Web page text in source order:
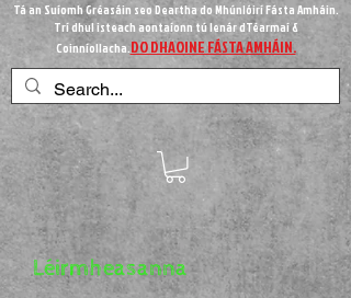
Tá an Suíomh Gréasáin seo Deartha do Mhúnlóirí Fásta Amháin.
Trí dhul isteach aontaíonn tú lenár dTéarmaí &
Coinníollacha.DO DHAOINE FÁSTA AMHÁIN.
Léirmheasanna